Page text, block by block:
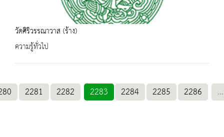
วัดศิริวรรณาวาส (ร้าง)
ความรู้ทั่วไป
2281 2282 2283 2284 2285 2286 ...